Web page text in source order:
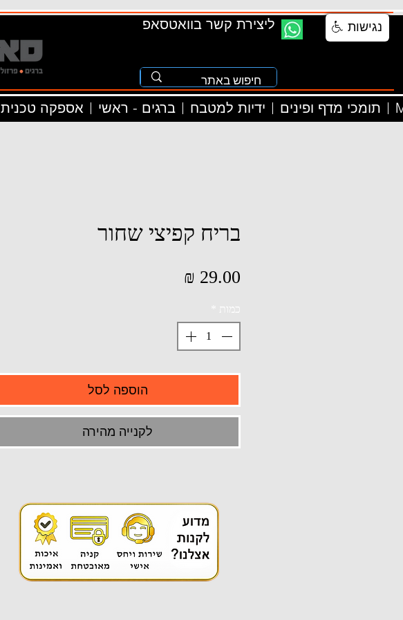
ליצירת קשר בוואטסאפ
אספקה טכנית ברגים - ראשי ידיות למטבח תומכי מדף ופינים
בריח קפיצי שחור
כמות
הוספה לסל
לקנייה מהירה
נגישות